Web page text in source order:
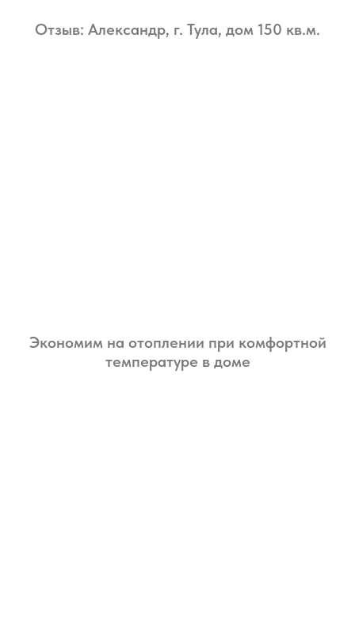
Отзыв: Александр, г. Тула, дом 150 кв.м.
Экономим на отоплении при комфортной
температуре в доме